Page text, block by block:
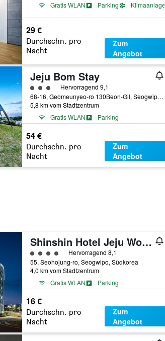
Gratis WLAN
Parking Klimaanlage
29 €
Durchschn. pro
Nacht
Zum
Angebot
Jeju Bom Stay
Bewertungskategorie 3
Hervorragend 9,1
68-16, Geomeunyeo-ro 130Beon-Gil, Seogwipo, Südkorea
5,8 km vom Stadtzentrum
Gratis WLAN
Parking
54 €
Durchschn. pro
Nacht
Zum
Angebot
Shinshin Hotel Jeju World Cup
Bewertungskategorie 4
Hervorragend 8,1
55, Seohojung-ro, Seogwipo, Südkorea
4,0 km vom Stadtzentrum
Gratis WLAN
Parking
16 €
Durchschn. pro
Nacht
Zum
Angebot